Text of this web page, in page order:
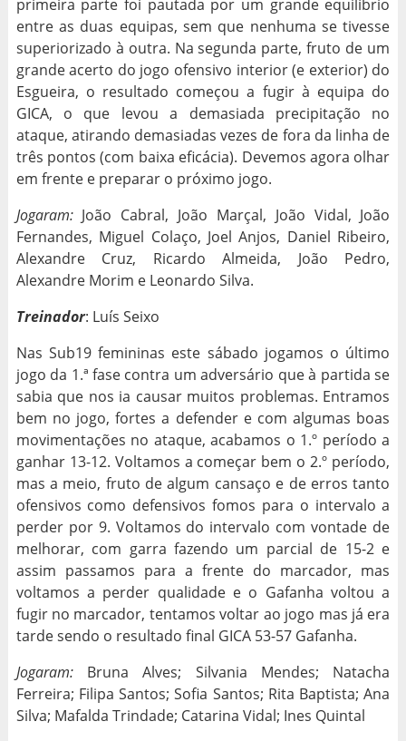
primeira parte foi pautada por um grande equilíbrio
entre as duas equipas, sem que nenhuma se tivesse
superiorizado à outra. Na segunda parte, fruto de um
grande acerto do jogo ofensivo interior (e exterior) do
Esgueira, o resultado começou a fugir à equipa do
GICA, o que levou a demasiada precipitação no
ataque, atirando demasiadas vezes de fora da linha de
três pontos (com baixa eficácia). Devemos agora olhar
em frente e preparar o próximo jogo.
Jogaram:João Cabral, João Marçal, João Vidal, João
Fernandes, Miguel Colaço, Joel Anjos, Daniel Ribeiro,
Alexandre Cruz, Ricardo Almeida, João Pedro,
Alexandre Morim e Leonardo Silva.
Treinador: Luís Seixo
Nas Sub19 femininas este sábado jogamos o último
jogo da 1.ª fase contra um adversário que à partida se
sabia que nos ia causar muitos problemas. Entramos
bem no jogo, fortes a defender e com algumas boas
movimentações no ataque, acabamos o 1.º período a
ganhar 13-12. Voltamos a começar bem o 2.º período,
mas a meio, fruto de algum cansaço e de erros tanto
ofensivos como defensivos fomos para o intervalo a
perder por 9. Voltamos do intervalo com vontade de
melhorar, com garra fazendo um parcial de 15-2 e
assim passamos para a frente do marcador, mas
voltamos a perder qualidade e o Gafanha voltou a
fugir no marcador, tentamos voltar ao jogo mas já era
tarde sendo o resultado final GICA 53-57 Gafanha.
Jogaram:Bruna Alves; Silvania Mendes; Natacha
Ferreira; Filipa Santos; Sofia Santos; Rita Baptista; Ana
Silva; Mafalda Trindade; Catarina Vidal; Ines Quintal